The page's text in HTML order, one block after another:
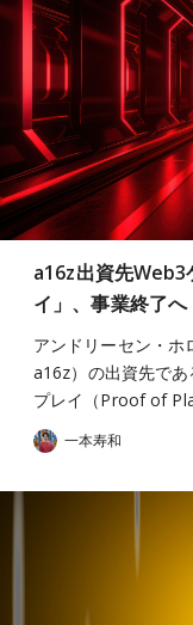
a16z出資先Web3
イ」、事業終了へ
アンドリーセン・
a16z）の出資先で
プレイ（Proof of
一本寿和